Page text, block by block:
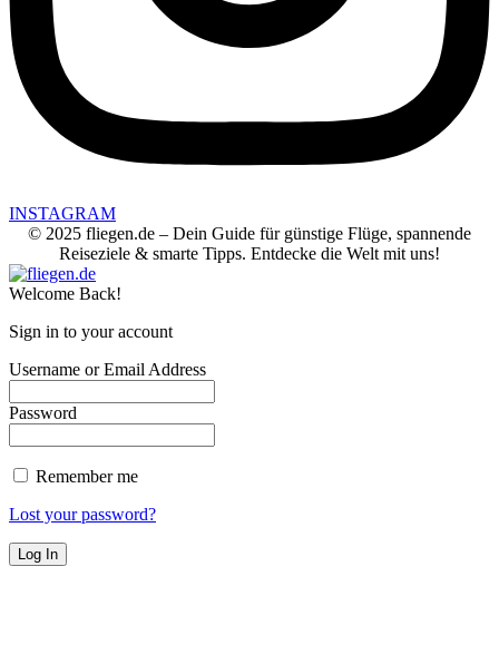
INSTAGRAM
© 2025 fliegen.de – Dein Guide für günstige Flüge, spannende
Reiseziele & smarte Tipps. Entdecke die Welt mit uns!
Welcome Back!
Sign in to your account
Username or Email Address
Password
Remember me
Lost your password?